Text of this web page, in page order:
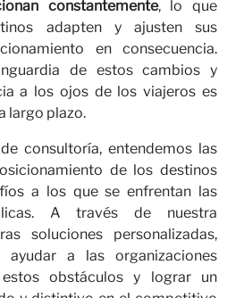
constantemente, lo que
adapten y ajusten sus
en consecuencia.
de estos cambios y
a los ojos de los viajeros es
largo plazo.
consultoría, entendemos las
de los destinos
a los que se enfrentan las
A través de nuestra
soluciones personalizadas,
a las organizaciones
obstáculos y lograr un